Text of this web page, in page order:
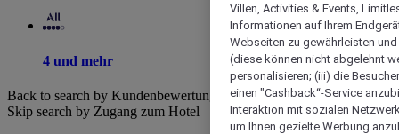
4 und mehr
Back to search by Kundenbewertungen
Skip search by Zugang zum Hotel
Villen, Activities & Events,
Informationen auf Ihrem
Webseiten zu gewährleisten
(diese können nicht abgelehnt
personalisieren; (iii) die
einen "Cashback“-Service
Interaktion mit sozialen
um Ihnen gezielte Werbung